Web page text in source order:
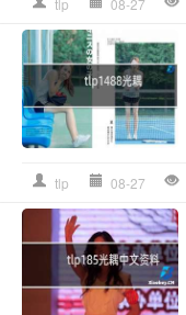
tlp 08-27
tlp 08-27